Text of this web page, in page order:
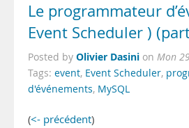
Le programmateur
Event Scheduler )
Posted by Olivier Dasini on Mon
Tags: event, Event Scheduler,
d'événements, MySQL
(<- précédent)